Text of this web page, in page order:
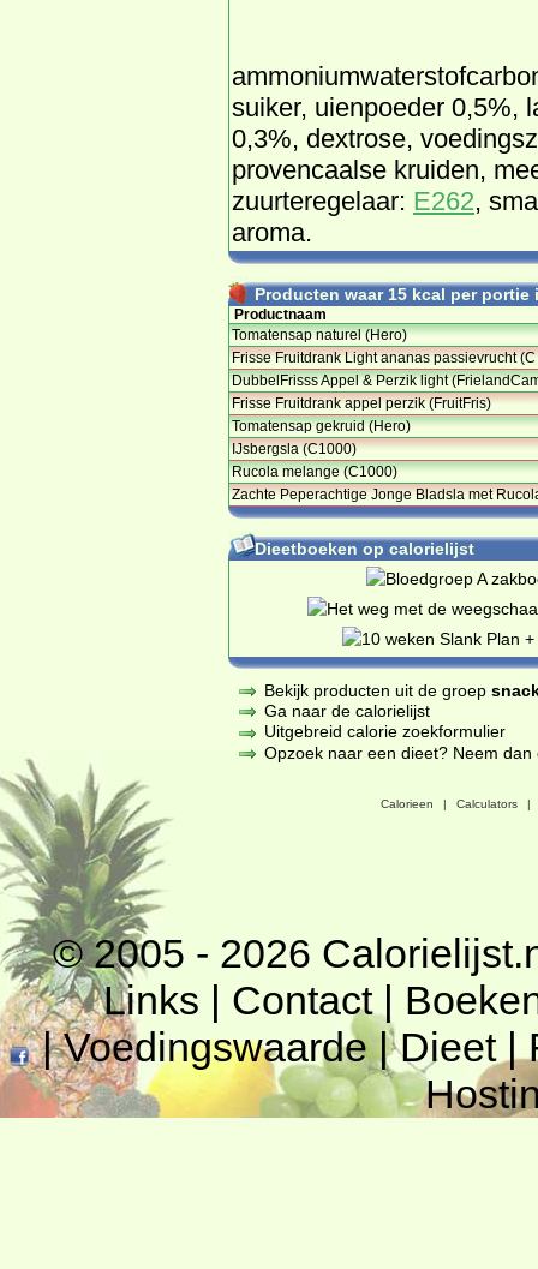
suiker, uienpoeder 0,5%,
0,3%, dextrose,
provencaalse kruiden,
zuurteregelaar: E262,
aroma.
Producten waar 15 kcal per portie
Productnaam
Tomatensap naturel (Hero)
Frisse Fruitdrank Light ananas passievrucht (C
DubbelFrisss Appel & Perzik light
Frisse Fruitdrank appel perzik (FruitFris)
Tomatensap gekruid (Hero)
IJsbergsla (C1000)
Rucola melange (C1000)
Zachte Peperachtige Jonge Bladsla met
Dieetboeken op calorielijst
Bekijk producten uit de groep
Ga naar de calorielijst
Uitgebreid calorie zoekformulier
Opzoek naar een dieet? Neem
Calorieen | Calculators |
© 2005 - 2026
Links | Contact|
|Voedingswaarde|Dieet|